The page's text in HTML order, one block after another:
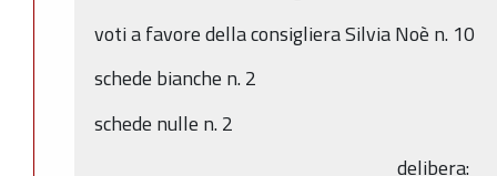
voti a favore della consigliera Silvia Noè n. 10
schede bianche n. 2
schede nulle n. 2
delibera: